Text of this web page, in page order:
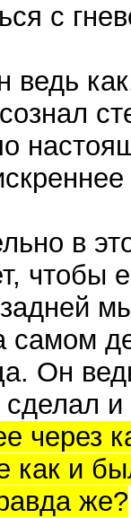
с
ведь
в
чтобы
самом
Он
через
как и
же?